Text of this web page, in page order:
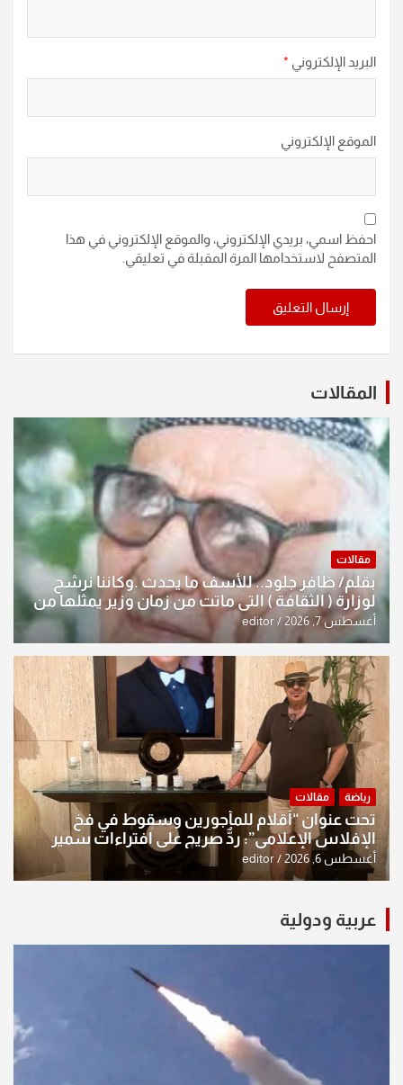
البريد الإلكتروني *
الموقع الإلكتروني
احفظ اسمي، بريدي الإلكتروني، والموقع الإلكتروني في هذا
المتصفح لاستخدامها المرة المقبلة في تعليقي.
المقالات
مقالات
بقلم/ ظافر جلود.. للأسف ما يحدث .وكاننا نرشح
لوزارة ( الثقافة ) التي ماتت من زمان وزير يمثلها من
النخبة والإرث العظيم للثقافة العراقية..
أغسطس 7, 2026 editor
رياضة مقالات
تحت عنوان “أقلام للمأجورين وسقوط في فخ
الإفلاس الإعلامي”: ردٌّ صريح على افتراءات سمير
الشكرجي
أغسطس 6, 2026 editor
عربية ودولية